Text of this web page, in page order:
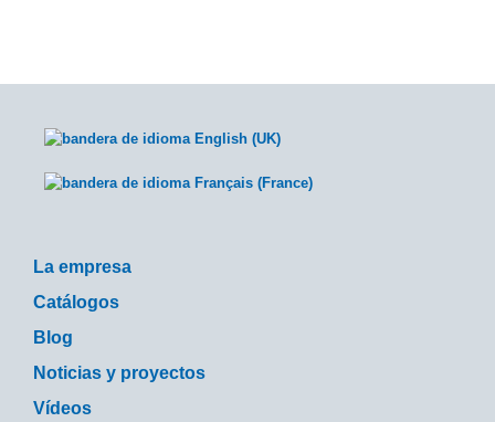
La empresa
Catálogos
Blog
Noticias y proyectos
Vídeos